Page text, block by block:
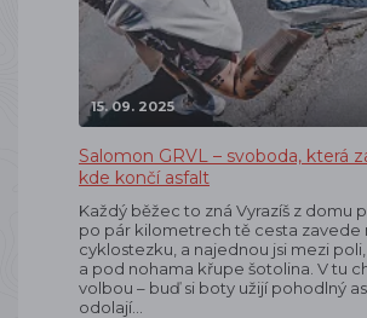
15. 09. 2025
Salomon GRVL – svoboda, která
kde končí asfalt
Každý běžec to zná Vyrazíš z domu
po pár kilometrech tě cesta zavede
cyklostezku, a najednou jsi mezi
a pod nohama křupe šotolina. V tu
volbou – buď si boty užijí pohodlný
odolají…